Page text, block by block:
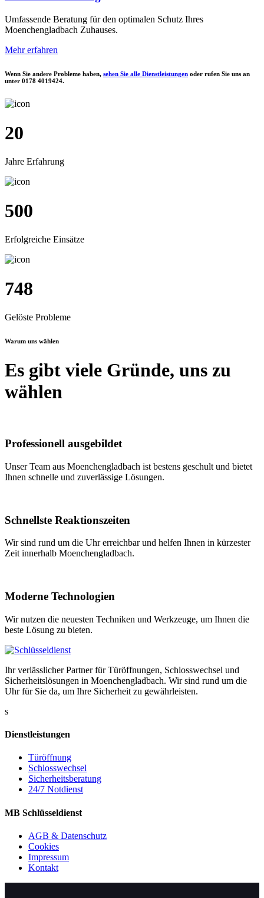
Umfassende Beratung für den optimalen Schutz Ihres
Moenchengladbach Zuhauses.
Mehr erfahren
Wenn Sie andere Probleme haben, sehen Sie alle Dienstleistungen oder rufen Sie uns an
unter 0178 4019424.
20
Jahre Erfahrung
500
Erfolgreiche Einsätze
748
Gelöste Probleme
Warum uns wählen
Es gibt viele Gründe, uns zu
wählen
Professionell ausgebildet
Unser Team aus Moenchengladbach ist bestens geschult und bietet
Ihnen schnelle und zuverlässige Lösungen.
Schnellste Reaktionszeiten
Wir sind rund um die Uhr erreichbar und helfen Ihnen in kürzester
Zeit innerhalb Moenchengladbach.
Moderne Technologien
Wir nutzen die neuesten Techniken und Werkzeuge, um Ihnen die
beste Lösung zu bieten.
Ihr verlässlicher Partner für Türöffnungen, Schlosswechsel und
Sicherheitslösungen in Moenchengladbach. Wir sind rund um die
Uhr für Sie da, um Ihre Sicherheit zu gewährleisten.
s
Dienstleistungen
Türöffnung
Schlosswechsel
Sicherheitsberatung
24/7 Notdienst
MB Schlüsseldienst
AGB & Datenschutz
Cookies
Impressum
Kontakt